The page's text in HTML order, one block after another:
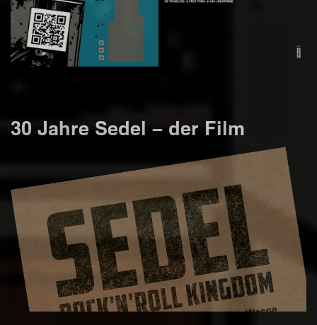
30 Jahre Sedel – der Film